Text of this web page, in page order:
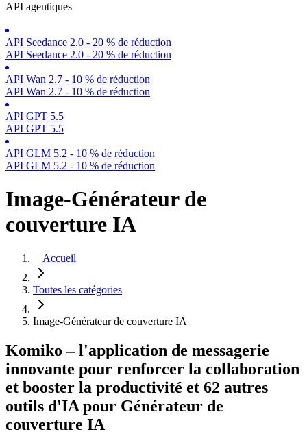
API agentiques
API Seedance 2.0 - 20 % de réduction
API Seedance 2.0 - 20 % de réduction
API Wan 2.7 - 10 % de réduction
API Wan 2.7 - 10 % de réduction
API GPT 5.5
API GPT 5.5
API GLM 5.2 - 10 % de réduction
API GLM 5.2 - 10 % de réduction
Image-Générateur de
couverture IA
Accueil
Toutes les catégories
Image-Générateur de couverture IA
Komiko – l'application de messagerie
innovante pour renforcer la collaboration
et booster la productivité et 62 autres
outils d'IA pour Générateur de
couverture IA